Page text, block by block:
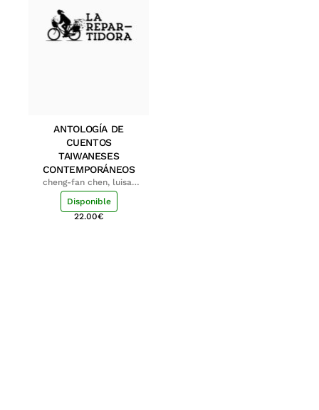
ANTOLOGÍA DE
CUENTOS
TAIWANESES
CONTEMPORÁNEOS
cheng-fan chen, luisa;
shu-ying chang, luisa
Disponible
22.00€